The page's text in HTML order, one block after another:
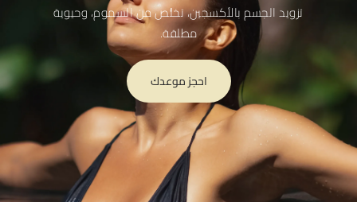
تزويد الجسم بالأكسجين، تخلُّص من السموم، وحيوية
مطلقة.
احجز موعدك